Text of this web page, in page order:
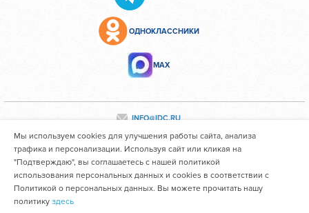
ОДНОКЛАССНИКИ
МАХ
INFO@IDC.RU
Все персональные данные сотрудников размещены с их
согласия
Областное государственное автономное учреждение
Мы используем cookies для улучшения работы сайта, анализа
трафика и персонализации. Используя сайт или кликая на
"Подтверждаю", вы соглашаетесь с нашей политикой
использования персональных данных и cookies в соответствии с
Политикой о персональных данных. Вы можете прочитать нашу
политику здесь